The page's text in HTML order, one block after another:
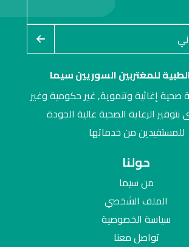
للمغتربين السوريين سيما
صحية إغاثية وتنموية, غير حكومية وغير
بتوفير الرعاية الصحية عالية الجودة
للمستفيدين من خدماتها
حولنا
من سيما
الملف الشخصي
سياسة الخصوصية
تواصل معنا